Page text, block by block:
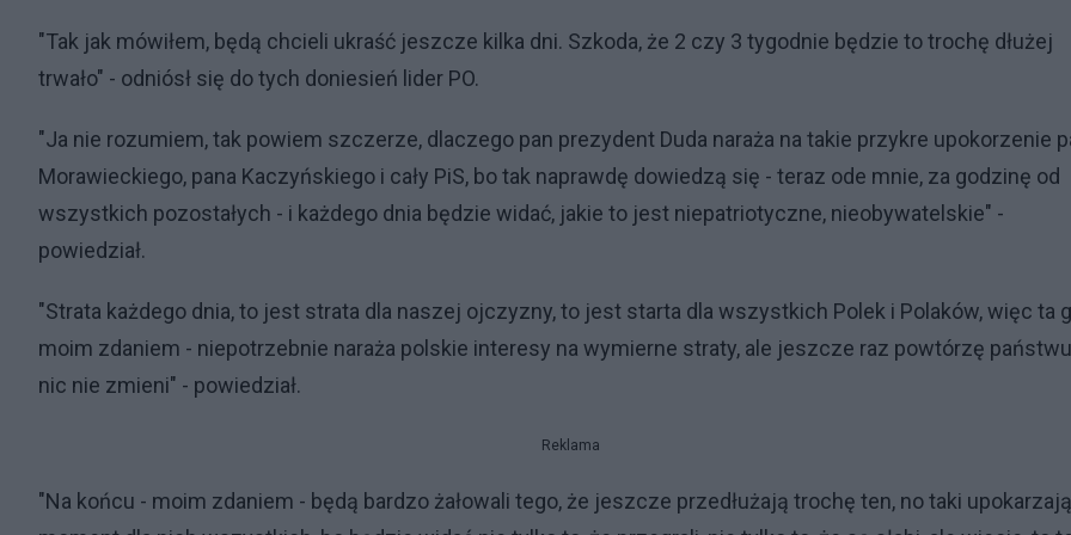
"Tak jak mówiłem, będą chcieli ukraść jeszcze kilka dni. Szkoda, że 2 czy 3 tygodnie będzie to trochę dłużej
trwało" - odniósł się do tych doniesień lider PO.
"Ja nie rozumiem, tak powiem szczerze, dlaczego pan prezydent Duda naraża na takie przykre upokorzenie
Morawieckiego, pana Kaczyńskiego i cały PiS, bo tak naprawdę dowiedzą się - teraz ode mnie, za godzinę od
wszystkich pozostałych - i każdego dnia będzie widać, jakie to jest niepatriotyczne, nieobywatelskie" -
powiedział.
"Strata każdego dnia, to jest strata dla naszej ojczyzny, to jest starta dla wszystkich Polek i Polaków, więc ta
moim zdaniem - niepotrzebnie naraża polskie interesy na wymierne straty, ale jeszcze raz powtórzę
nic nie zmieni" - powiedział.
Reklama
"Na końcu - moim zdaniem - będą bardzo żałowali tego, że jeszcze przedłużają trochę ten, no taki